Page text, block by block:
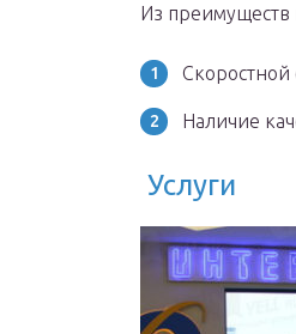
Из преимуществ
Наличие
Услуги